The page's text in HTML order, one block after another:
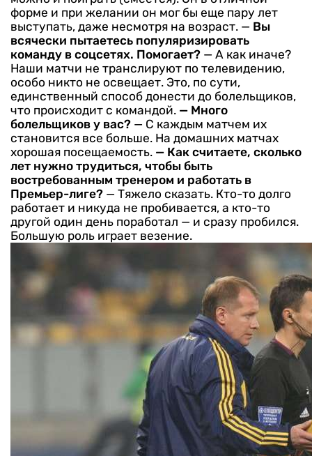
форме и при желании он мог бы еще пару лет
выступать, даже несмотря на возраст. — Вы
всячески пытаетесь популяризировать
команду в соцсетях. Помогает? — А как иначе?
Наши матчи не транслируют по телевидению,
особо никто не освещает. Это, по сути,
единственный способ донести до болельщиков,
что происходит с командой. — Много
болельщиков у вас? — С каждым матчем их
становится все больше. На домашних матчах
хорошая посещаемость. — Как считаете, сколько
лет нужно трудиться, чтобы быть
востребованным тренером и работать в
Премьер-лиге? — Тяжело сказать. Кто-то долго
работает и никуда не пробивается, а кто-то
другой один день поработал — и сразу пробился.
Большую роль играет везение.